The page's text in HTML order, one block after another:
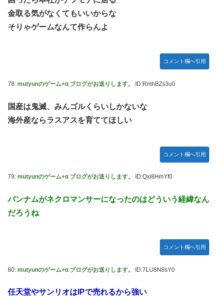
金取る気がなくてもいいからな
そりゃゲームなんて作らんよ
コメント欄へ引用
78: mutyunのゲーム+α ブログがお送りします。 ID:RmhBZs3u0
国産は鬼滅、みんゴルくらいしかないな
海外産ならラスアスを育ててほしい
コメント欄へ引用
79: mutyunのゲーム+α ブログがお送りします。 ID:Qxi8HmYf0
バンナムがネクロマンサーになったのはどういう経緯なん
だろうね
コメント欄へ引用
80: mutyunのゲーム+α ブログがお送りします。 ID:7LU8N8sY0
任天堂やサンリオはIPで売れるから強い